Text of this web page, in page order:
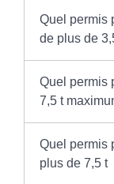
Quel permis
de plus de
Quel permis
7,5 t
Quel permis
plus de 7,5 t